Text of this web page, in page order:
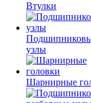
Втулки
узлы
Шарнирные